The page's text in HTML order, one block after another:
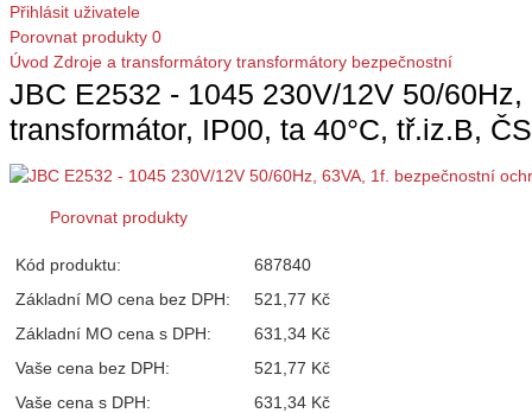
Přihlásit uživatele
Porovnat produkty 0
Úvod Zdroje a transformátory transformátory bezpečnostní
JBC E2532 - 1045 230V/12V 50/
transformátor, IP00, ta 40°C, tř.iz.B,
Porovnat produkty
Kód produktu:
687840
Základní MO cena bez DPH:
521,77 Kč
Základní MO cena s DPH:
631,34 Kč
Vaše cena bez DPH:
521,77 Kč
Vaše cena s DPH:
631,34 Kč